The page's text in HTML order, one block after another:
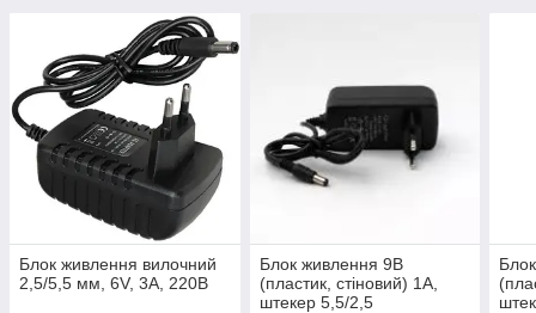
Блок живлення вилочний
2,5/5,5 мм, 6V, 3A, 220В
Блок живлення 9В
(пластик, стіновий) 1А,
штекер 5,5/2,5